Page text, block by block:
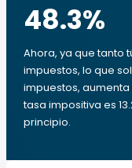
48.3%
Ahora, ya que tanto
impuestos, lo que
impuestos, aumenta
tasa impositiva es
principio.